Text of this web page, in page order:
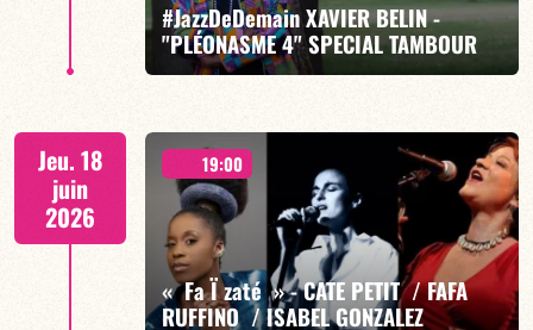
#JazzDeDemain XAVIER BELIN -
"PLÉONASME 4" SPECIAL TAMBOUR
EN SAVOIR PLUS
Jeu. 18
juin
2026
19:00
« Fa Ï zaté » - CATE PETIT / FAFA
RUFFINO / ISABEL GONZALEZ